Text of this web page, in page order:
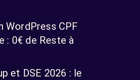
WordPress CPF
: 0€ de Reste à
et DSE 2026 : le